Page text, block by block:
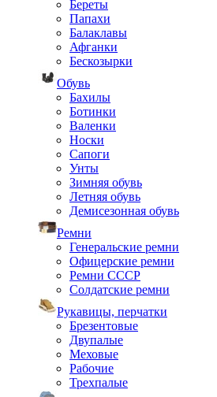
Береты
Папахи
Балаклавы
Афганки
Бескозырки
Обувь
Бахилы
Ботинки
Валенки
Носки
Сапоги
Унты
Зимняя обувь
Летняя обувь
Демисезонная обувь
Ремни
Генеральские ремни
Офицерские ремни
Ремни СССР
Солдатские ремни
Рукавицы, перчатки
Брезентовые
Двупалые
Меховые
Рабочие
Трехпалые